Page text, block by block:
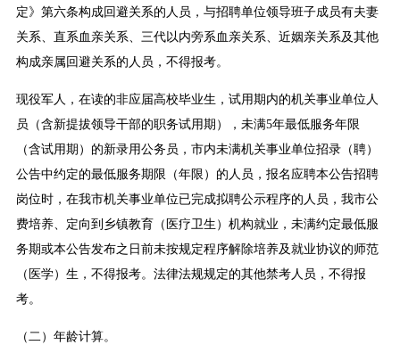
定》第六条构成回避关系的人员，与招聘单位领导班子成员有夫妻
关系、直系血亲关系、三代以内旁系血亲关系、近姻亲关系及其他
构成亲属回避关系的人员，不得报考。
现役军人，在读的非应届高校毕业生，试用期内的机关事业单位人
员（含新提拔领导干部的职务试用期），未满5年最低服务年限
（含试用期）的新录用公务员，市内未满机关事业单位招录（聘）
公告中约定的最低服务期限（年限）的人员，报名应聘本公告招聘
岗位时，在我市机关事业单位已完成拟聘公示程序的人员，我市公
费培养、定向到乡镇教育（医疗卫生）机构就业，未满约定最低服
务期或本公告发布之日前未按规定程序解除培养及就业协议的师范
（医学）生，不得报考。法律法规规定的其他禁考人员，不得报
考。
（二）年龄计算。